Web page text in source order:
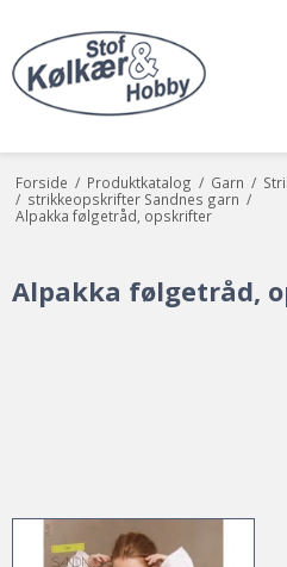
Forside / Produktkatalog / Garn /
/ strikkeopskrifter Sandnes garn /
Alpakka følgetråd, opskrifter
Alpakka følgetråd,